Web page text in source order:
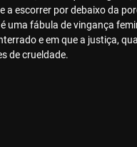
a escorrer por debaixo da
uma fábula de vingança
e em que a justiça,
de crueldade.